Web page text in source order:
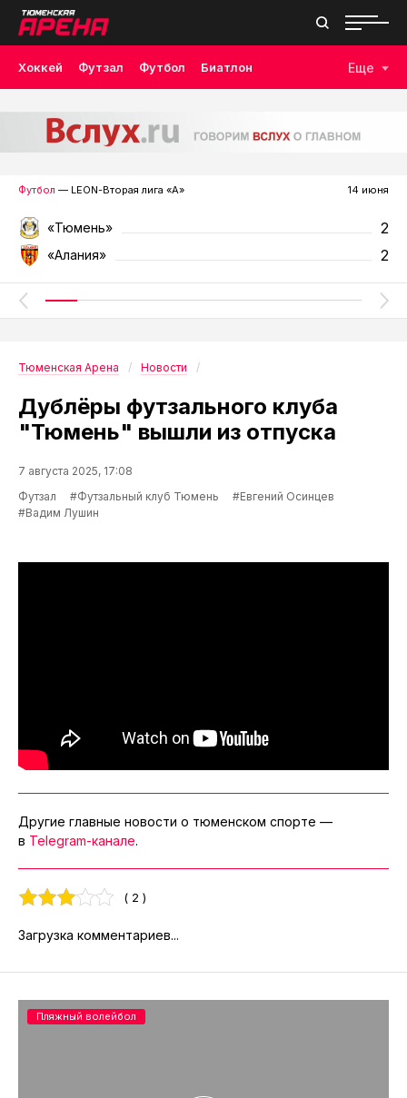
Хоккей Футзал Футбол Биатлон Еще
Футбол — LEON-Вторая лига «А» 14 июня
«Тюмень» 2
«Алания» 2
Тюменская Арена Новости
Дублёры футзального клуба
"Тюмень" вышли из отпуска
7 августа 2025, 17:08
Футзал
#Футзальный клуб Тюмень
#Евгений Осинцев
#Вадим Лушин
Другие главные новости о тюменском спорте —
в Telegram-канале.
( 2 )
Загрузка комментариев...
Пляжный волейбол